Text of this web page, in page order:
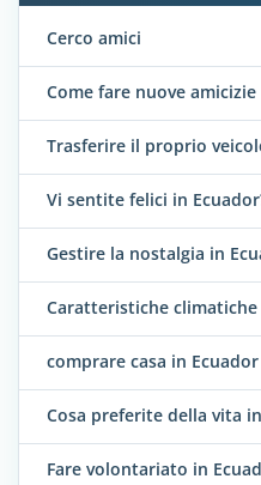
Cerco amici
Come fare nuove
Trasferire il proprio
Vi sentite felici in
Gestire la nostalgia in
Caratteristiche
comprare casa in Ecuador
Cosa preferite della vita
Fare volontariato in